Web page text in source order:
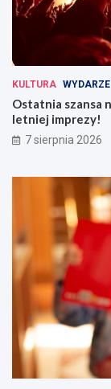
KULTURA
Ostatnia szansa
letniej imprezy!
7 sierpnia 2026